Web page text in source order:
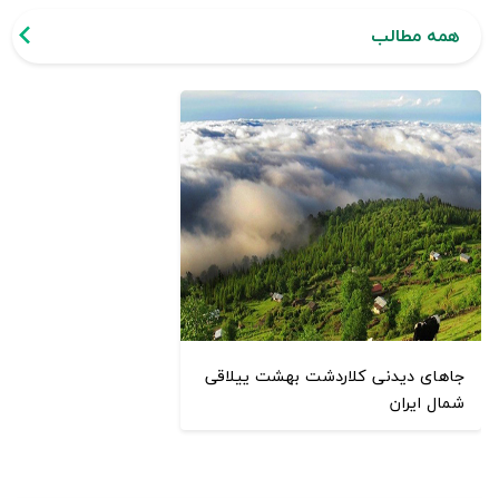
همه مطالب
جاهای دیدنی کلاردشت بهشت ییلاقی
شمال ایران